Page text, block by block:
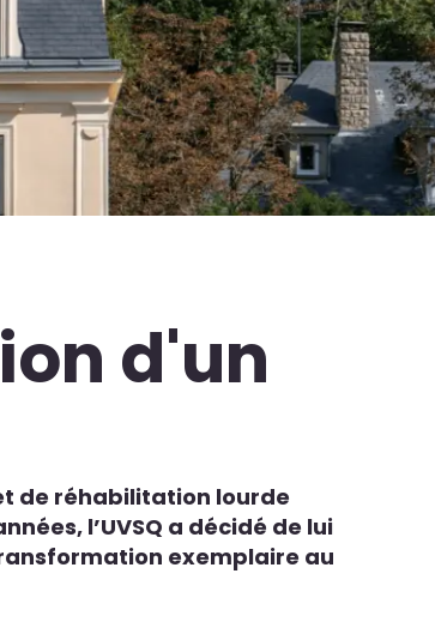
d'un
de réhabilitation lourde
l’UVSQ a décidé de lui
exemplaire au